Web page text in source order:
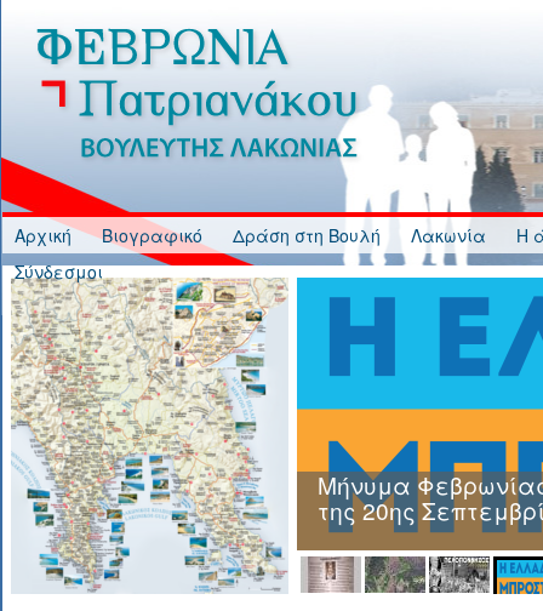
Αρχική Βιογραφικό Δράση στη Βουλή Λακωνία
Η
Σύνδεσμοι
Μήνυμα
της 20ης